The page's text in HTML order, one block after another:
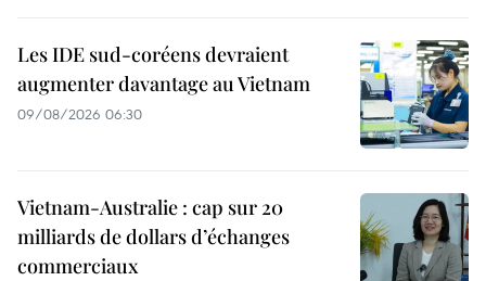
Les IDE sud-coréens devraient
augmenter davantage au Vietnam
09/08/2026 06:30
Vietnam-Australie : cap sur 20
milliards de dollars d’échanges
commerciaux